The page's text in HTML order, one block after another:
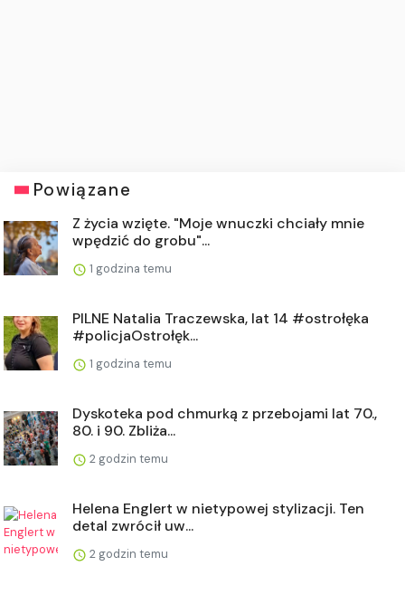
Powiązane
Z życia wzięte. "Moje wnuczki chciały mnie
wpędzić do grobu"...
1 godzina temu
PILNE Natalia Traczewska, lat 14 #ostrołęka
#policjaOstrołęk...
1 godzina temu
Dyskoteka pod chmurką z przebojami lat 70.,
80. i 90. Zbliża...
2 godzin temu
Helena Englert w nietypowej stylizacji. Ten
detal zwrócił uw...
2 godzin temu